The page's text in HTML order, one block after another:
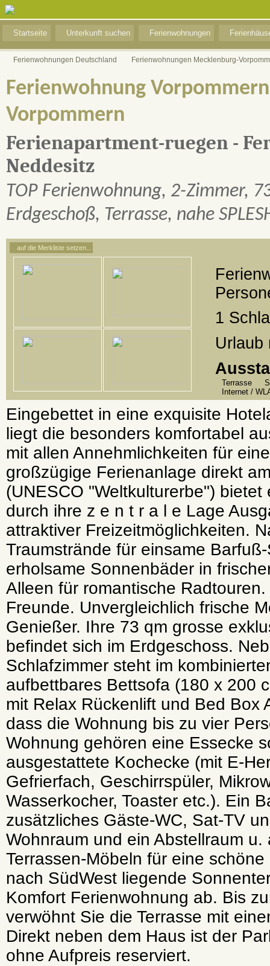
Startseite Unterkunft suchen Ferienwohnungen
Ferienwohnungen Deutschland Ferienwohnungen Mecklenburg-
Ferienwohnung
Vorpommern
Ferienapartment-ruegen -
Neddesitz
TOP Ferienwohnung, 2-Zimmer,
Erdgeschoß, Terrasse, nahe
auf die Merkliste setzen...
1
Urlaub
Terrasse
Internet /
Eingebettet in eine exquisite
liegt die besonders komfortabel
mit allen Annehmlichkeiten für
großzügige Ferienanlage direkt
(UNESCO "Weltkulturerbe")
durch ihre z e n t r a l e Lage
attraktiver Freizeitmöglichkeiten.
Traumstrände für einsame
erholsame Sonnenbäder in
Alleen für romantische
Freunde. Unvergleichlich frische
Genießer. Ihre 73 qm grosse
befindet sich im Erdgeschoss.
Schlafzimmer steht im
aufbettbares Bettsofa (180 x 200
mit Relax Rückenlift und Bed Box
dass die Wohnung bis zu vier
Wohnung gehören eine Essecke
ausgestattete Kochecke (mit E-
Gefrierfach, Geschirrspüler,
Wasserkocher, Toaster etc.). Ein
zusätzliches Gäste-WC, Sat-TV
Wohnraum und ein Abstellraum
Terrassen-Möbeln für eine
nach SüdWest liegende
Komfort Ferienwohnung ab. Bis
verwöhnt Sie die Terrasse mit
Direkt neben dem Haus ist der
ohne Aufpreis reserviert.